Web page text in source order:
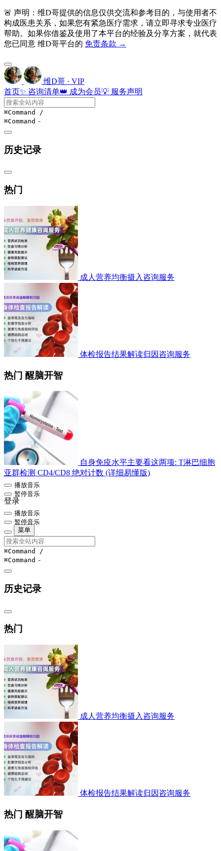
🚨 声明：维D哥提供的信息仅供交流和参考目的，与使用者不
构成医患关系，如果您有紧急医疗需求，请立即寻求专业医疗
帮助。如果你借鉴及使用了本平台的经验及分享方案，就代表
您已同意 维D哥平台的 免责条款 →
维D哥 · VIP
首页✨ 咨询清单👑 成为会员💡 服务声明
⌘Command /
⌘Command -
历史记录
热门
成人营养均衡摄入咨询服务
体检报告结果解读归因咨询服务
热门 醒脑开智
自身免疫水平主要看这两项: T淋巴细胞
亚群检测 CD4/CD8 绝对计数 (详细易懂版)
播放音乐
暂停音乐
登录
播放音乐
暂停音乐
菜单
⌘Command /
⌘Command -
历史记录
热门
成人营养均衡摄入咨询服务
体检报告结果解读归因咨询服务
热门 醒脑开智